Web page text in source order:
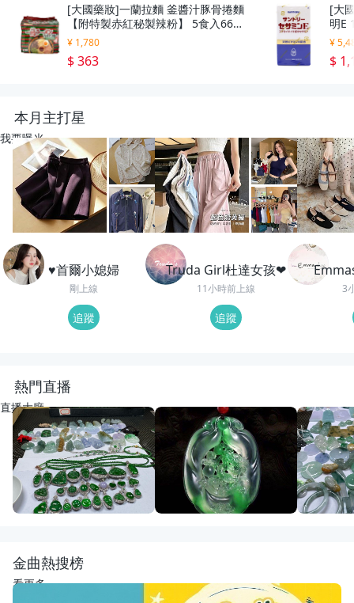
[大國藥妝]一蘭拉麵 釜醬汁豚骨捲麵
【附特製赤紅秘製辣粉】 5食入665
g
¥ 1,780
$ 363
[大
明E
¥
$
本月主打星
我要曝光
♥️首爾小媳婦
剛上線
追蹤
Truda Girl杜達女孩❤
11小時前上線
追蹤
3
熱門直播
直播大廳
金曲熱搜榜
看更多